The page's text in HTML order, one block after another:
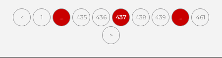
< 1 … 435 436 437 438 439 … 461
>